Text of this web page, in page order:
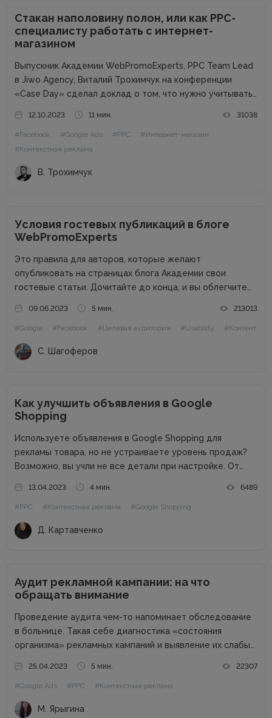
Стакан наполовину полон, или как PPC-
специалисту работать с интернет-
магазином
Выпускник Академии WebPromoExperts, PPC Team Lead
в Jiwo Agency, Виталий Трохимчук на конференции
«Case Day» сделал доклад о том, что нужно учитывать
Статья будет полезна специалистам, которые
работают на фрилансе или в маленьких агентствах.
Почему...
12.10.2023 11 мин. 31038
#Facebook #Google Ads #PPC
#Интернет-магазин
#Контекстная реклама
В. Трохимчук
Условия гостевых публикаций в блоге
WebPromoExperts
Это правила для авторов, которые желают
опубликовать на страницах блога Академии свои
гостевые статьи. Дочитайте до конца, и вы облегчите
интернет-маркетинга WebPromoExperts в цифрах: 37
000 уникальных посетителей, 90 000 подписчиков...
09.06.2023 5 мин. 213013
#Google #Facebook #Целевая аудитория #Usability #Контент
С. Шагоферов
Как улучшить объявления в Google
Shopping
Используете объявления в Google Shopping для
рекламы товара, но не устраиваете уровень продаж?
Возможно, вы учли не все детали при настройке. От
кейсы собрали для вас в одном месте! Подписывайтесь
на наш телеграм-канал и...
13.04.2023 4 мин. 6489
#PPC #Контекстная реклама #Google Shopping
Д. Картавченко
Аудит рекламной кампании: на что
обращать внимание
Проведение аудита чем-то напоминает обследование
в больнице. Такая себе диагностика «состояния
организма» рекламных кампаний и выявление их слабых
анализ качества кампаний (настроек, полученной
статистики) в рекламных системах и создание
рекомендаций для увеличения...
25.04.2023 5 мин. 22307
#Google Ads #PPC #Контекстная реклама
М. Ярыгина